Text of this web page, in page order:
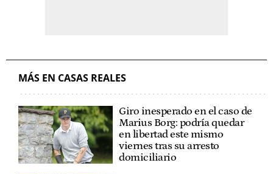
MÁS EN CASAS REALES
Giro inesperado en el caso de
Marius Borg: podría quedar
en libertad este mismo
viernes tras su arresto
domiciliario